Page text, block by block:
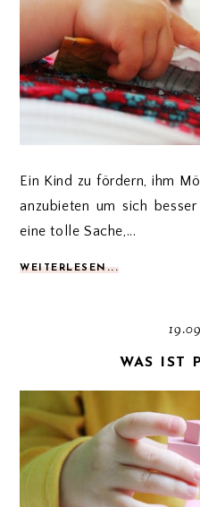
Ein Kind zu fördern, ihm
anzubieten um sich
eine tolle Sache,...
WEITERLESEN...
WAS IST